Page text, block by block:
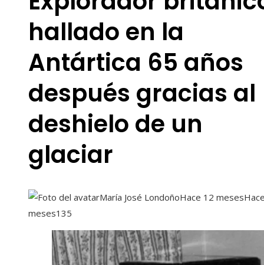
hallado en la
Antártica 65 años
después gracias al
deshielo de un
glaciar
María José LondoñoHace 12 meses
meses135